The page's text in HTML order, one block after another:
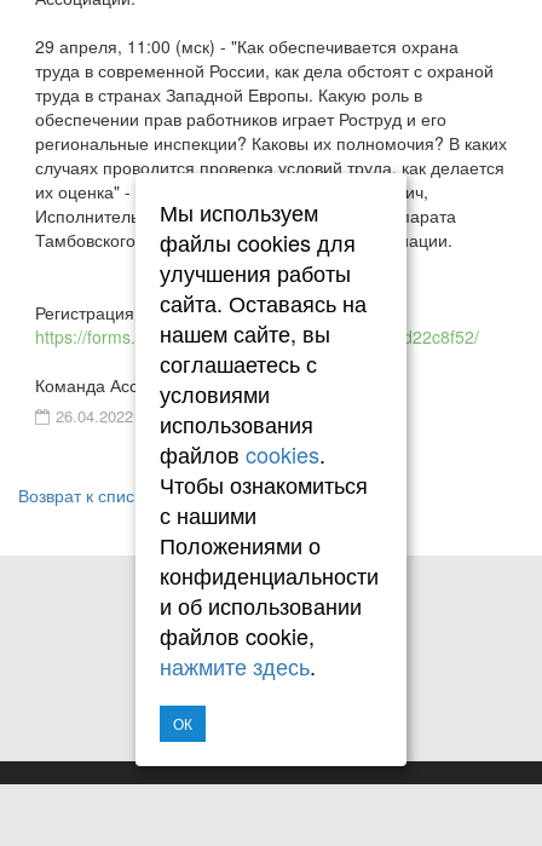
29 апреля, 11:00 (мск) - "Как обеспечивается охрана
труда в современной России, как дела обстоят с охраной
труда в странах Западной Европы. Какую роль в
обеспечении прав работников играет Роструд и его
региональные инспекции? Каковы их полномочия? В каких
случаях проводится проверка условий труда, как делается
их оценка" - Бибаров-Государев Антон Петрович,
Исполнительный директор – руководитель Аппарата
Тамбовского регионального отделения Ассоциации.
Регистрация по ссылке
https://forms.yandex.ru/cloud/62013692f0df237fd22c8f52/
Команда Ассоциации юристов России
26.04.2022
Возврат к списку
Мы используем
файлы cookies для
улучшения работы
сайта. Оставаясь на
нашем сайте, вы
соглашаетесь с
условиями
использования
файлов cookies.
Чтобы ознакомиться
с нашими
Положениями о
конфиденциальности
и об использовании
файлов cookie,
нажмите здесь.
ОК